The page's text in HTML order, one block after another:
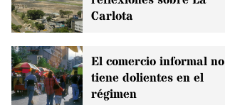
Carlota
El comercio informal no
tiene dolientes en el
régimen